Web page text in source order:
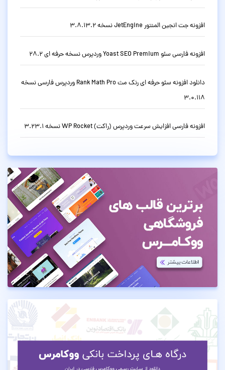
افزونه جت انجین المنتور JetEngine نسخه 3.8.13.2
افزونه فارسی سئو Yoast SEO Premium وردپرس نسخه حرفه ای 28.2
دانلود افزونه سئو حرفه ای رنک مث Rank Math Pro وردپرس فارسی نسخه
3.0.118
افزونه فارسی افزایش سرعت وردپرس (راکت) WP Rocket نسخه 3.23.1